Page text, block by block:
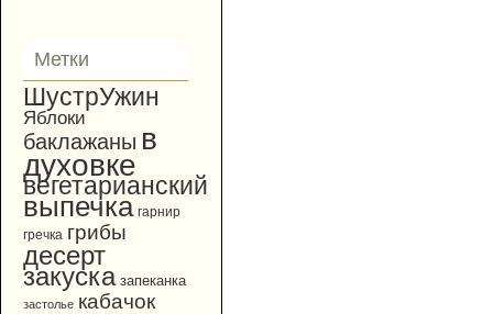
Метки
ШустрУжин
Яблоки
баклажаны в
духовке
вегетарианский
выпечка гарнир
гречка грибы
десерт
закуска запеканка
застолье кабачок